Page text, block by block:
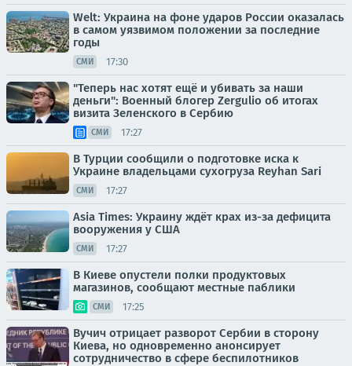
Welt: Украина на фоне ударов России оказалась
в самом уязвимом положении за последние
годы
СМИ 17:30
"Теперь нас хотят ещё и убивать за наши
деньги": Военный блогер Zergulio об итогах
визита Зеленского в Сербию
СМИ 17:27
В Турции сообщили о подготовке иска к
Украине владельцами сухогруза Reyhan Sari
СМИ 17:27
Asia Times: Украину ждёт крах из-за дефицита
вооружения у США
СМИ 17:27
В Киеве опустели полки продуктовых
магазинов, сообщают местные паблики
СМИ 17:25
Вучич отрицает разворот Сербии в сторону
Киева, но одновременно анонсирует
сотрудничество в сфере беспилотников